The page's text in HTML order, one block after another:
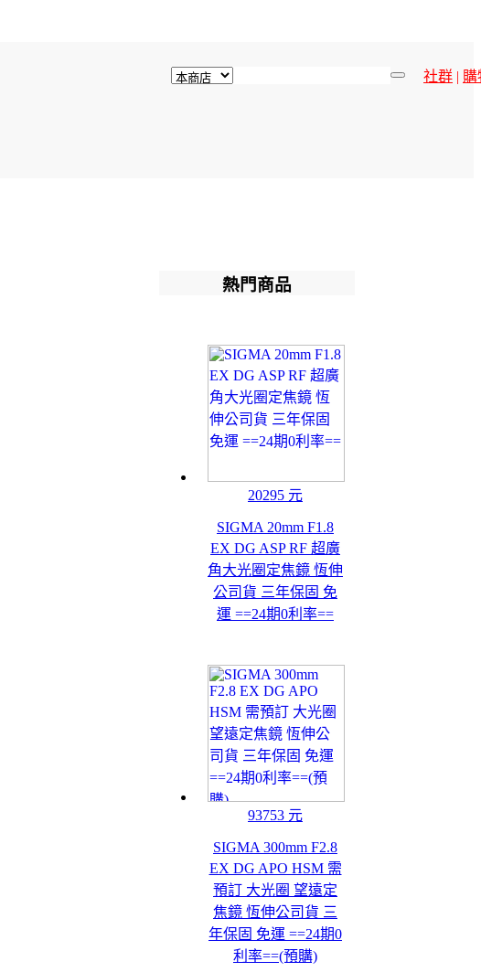
社群 | 購
熱門商品
20295 元
SIGMA 20mm F1.8
EX DG ASP RF 超廣
角大光圈定焦鏡 恆伸
公司貨 三年保固 免
運 ==24期0利率==
93753 元
SIGMA 300mm F2.8
EX DG APO HSM 需
預訂 大光圈 望遠定
焦鏡 恆伸公司貨 三
年保固 免運 ==24期0
利率==(預購)